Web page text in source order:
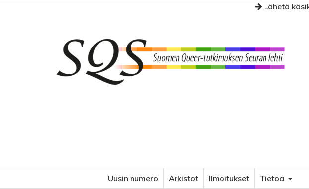
Lähetä
Uusin numero Arkistot Ilmoitukset Tietoa